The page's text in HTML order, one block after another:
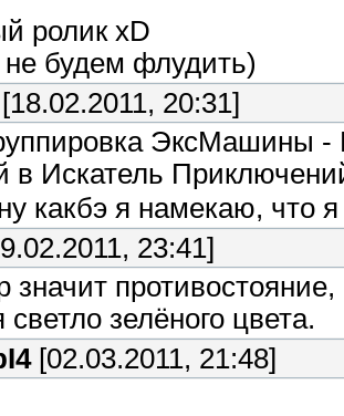
ролик xD
будем флудить)
[18.02.2011, 20:31]
ЭксМашины
в Искатель
какбэ я намекаю, что
23:41]
значит
зелёного цвета.
[02.03.2011, 21:48]